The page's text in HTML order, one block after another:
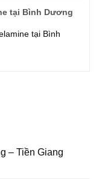
tại Bình Dương
tại Bình
– Tiền Giang